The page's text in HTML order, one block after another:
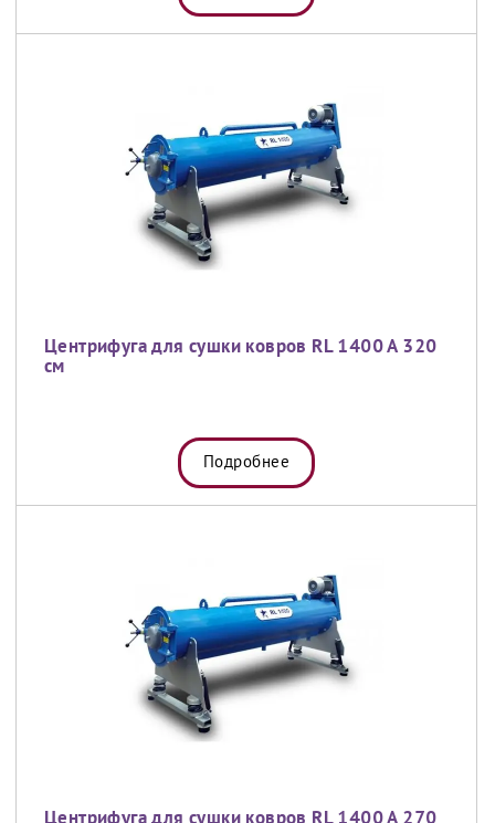
Центрифуга для сушки ковров RL 1400 A 320
см
Подробнее
Центрифуга для сушки ковров RL 1400 A 270